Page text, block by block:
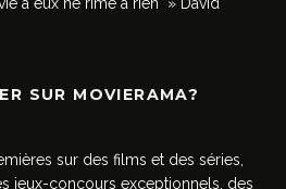
SUR MOVIERAMA?
sur des films et des séries,
jeux-concours exceptionnels, des